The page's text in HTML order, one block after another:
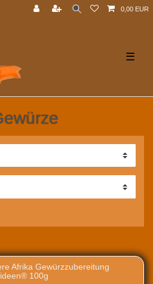
0,00 EUR
☰
Afrika Gewürzzubereitung
100g